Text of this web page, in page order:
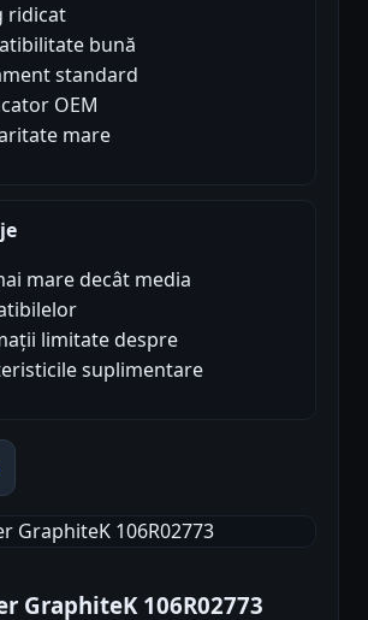
ridicat
bună
standard
OEM
mare
mare decât media
limitate despre
suplimentare
GraphiteK 106R02773